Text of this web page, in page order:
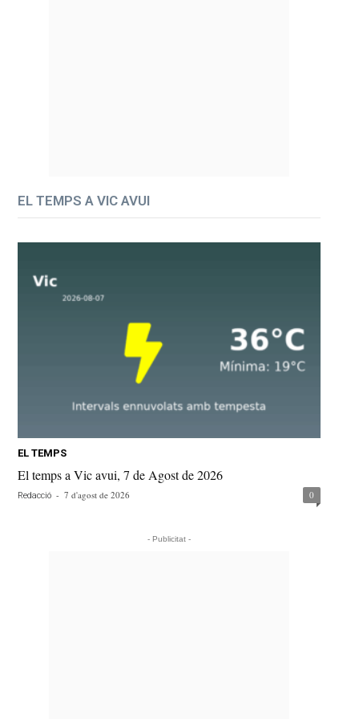
EL TEMPS A VIC AVUI
EL TEMPS
El temps a Vic avui, 7 de Agost de 2026
Redacció - 7 d'agost de 2026 0
- Publicitat -